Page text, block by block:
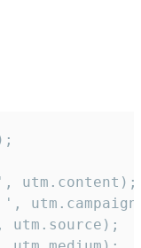
utm.content);
',
utm.source);